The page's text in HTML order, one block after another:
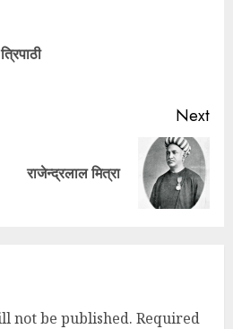
Next
राजेन्द्रलाल मित्रा
not be published. Required